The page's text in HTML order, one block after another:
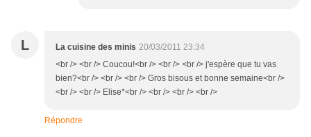
L La cuisine des minis 20/03/2011 23:34
<br /> <br /> Coucou!<br /> <br /> <br /> j'espère que tu vas
bien?<br /> <br /> <br /> Gros bisous et bonne semaine<br />
<br /> <br /> Elise*<br /> <br /> <br /> <br />
Répondre